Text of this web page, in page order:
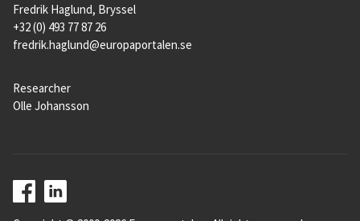
Fredrik Haglund, Bryssel
+32 (0) 493 77 87 26
fredrik.haglund@europaportalen.se
Researcher
Olle Johansson